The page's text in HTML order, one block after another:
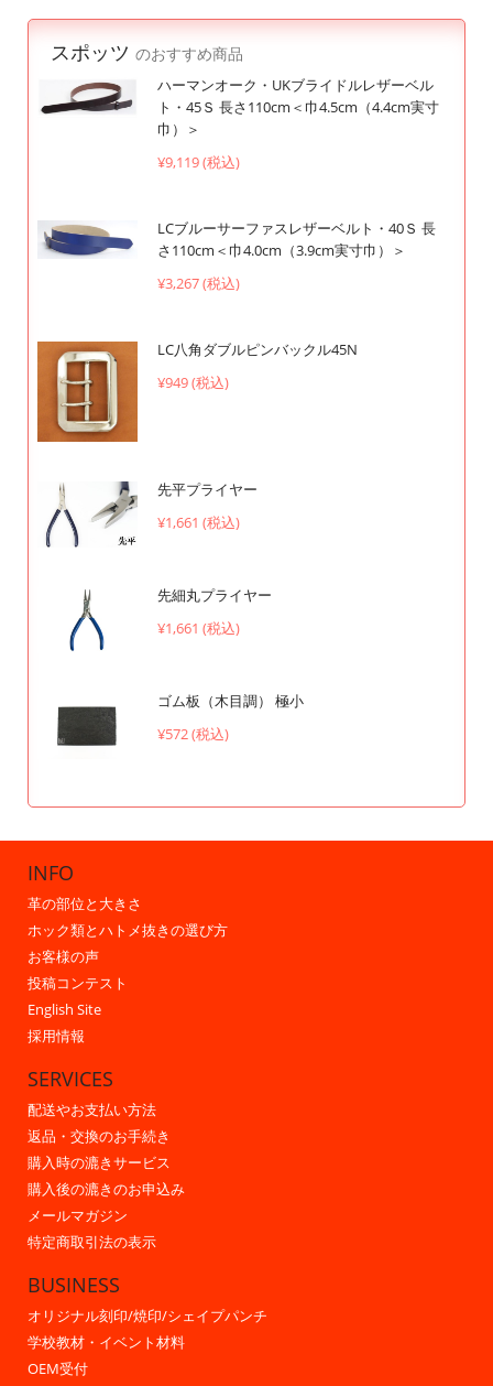
スポッツ のおすすめ商品
ハーマンオーク・UKブライドルレザーベル
ト・45Ｓ 長さ110cm＜巾4.5cm（4.4cm実寸
巾）＞
¥9,119 (税込)
LCブルーサーファスレザーベルト・40Ｓ 長
さ110cm＜巾4.0cm（3.9cm実寸巾）＞
¥3,267 (税込)
LC八角ダブルピンバックル45N
¥949 (税込)
先平プライヤー
¥1,661 (税込)
先細丸プライヤー
¥1,661 (税込)
ゴム板（木目調） 極小
¥572 (税込)
INFO
革の部位と大きさ
ホック類とハトメ抜きの選び方
お客様の声
投稿コンテスト
English Site
採用情報
SERVICES
配送やお支払い方法
返品・交換のお手続き
購入時の漉きサービス
購入後の漉きのお申込み
メールマガジン
特定商取引法の表示
BUSINESS
オリジナル刻印/焼印/シェイプパンチ
学校教材・イベント材料
OEM受付